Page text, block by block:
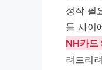
정작 필
들 사이
NH카드
려드리